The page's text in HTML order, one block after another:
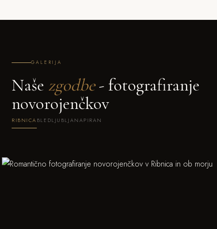
GALERIJA
Naše zgodbe- fotografiranje
novorojenčkov
RIBNICA BLEDLJUBLJANAPIRAN